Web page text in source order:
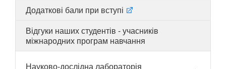
Додаткові бали при вступі
Відгуки наших студентів - учасників
міжнародних програм навчання
Науково-дослідна лабораторія